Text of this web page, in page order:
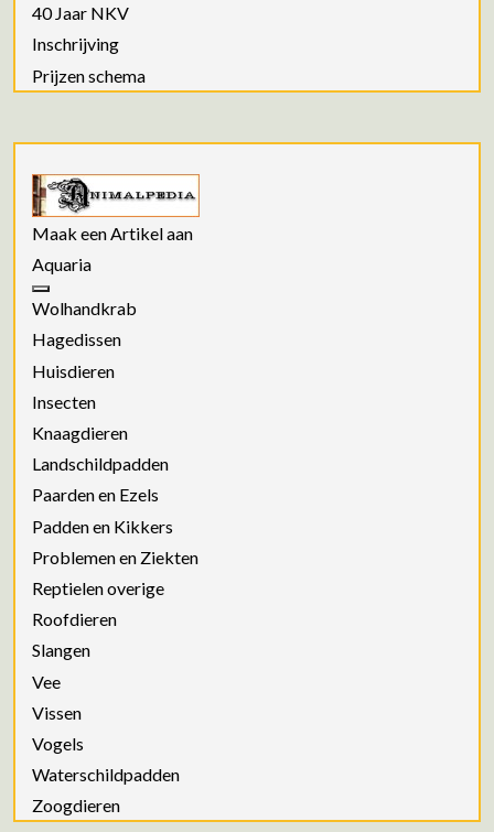
40 Jaar NKV
Inschrijving
Prijzen schema
Maak een Artikel aan
Aquaria
Wolhandkrab
Hagedissen
Huisdieren
Insecten
Knaagdieren
Landschildpadden
Paarden en Ezels
Padden en Kikkers
Problemen en Ziekten
Reptielen overige
Roofdieren
Slangen
Vee
Vissen
Vogels
Waterschildpadden
Zoogdieren